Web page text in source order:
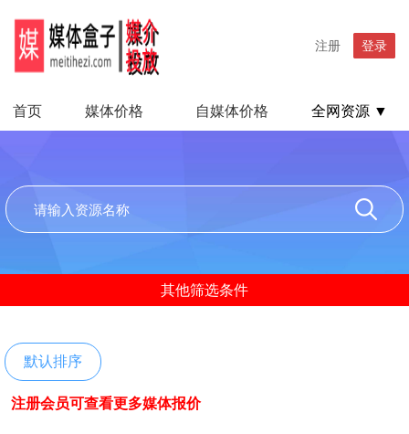
注册 登录
首页 媒体价格 自媒体价格 全网资源 ▼
其他筛选条件
默认排序
注册会员可查看更多媒体报价